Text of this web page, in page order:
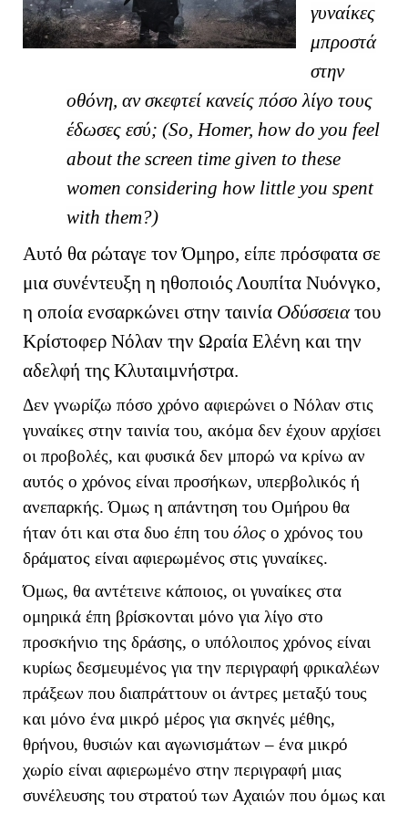
γυναίκες
μπροστά
στην
οθόνη, αν σκεφτεί κανείς πόσο λίγο τους
έδωσες εσύ; (So, Homer, how do you feel
about the screen time given to these
women considering how little you spent
with them?)
Αυτό θα ρώταγε τον Όμηρο, είπε πρόσφατα σε
μια συνέντευξη η ηθοποιός Λουπίτα Νυόνγκο,
η οποία ενσαρκώνει στην ταινία Οδύσσειατου
Κρίστοφερ Νόλαν την Ωραία Ελένη και την
αδελφή της Κλυταιμνήστρα.
Δεν γνωρίζω πόσο χρόνο αφιερώνει ο Νόλαν στις
γυναίκες στην ταινία του, ακόμα δεν έχουν αρχίσει
οι προβολές, και φυσικά δεν μπορώ να κρίνω αν
αυτός ο χρόνος είναι προσήκων, υπερβολικός ή
ανεπαρκής. Όμως η απάντηση του Ομήρου θα
ήταν ότι και στα δυο έπη του όλος ο χρόνος του
δράματος είναι αφιερωμένος στις γυναίκες.
Όμως, θα αντέτεινε κάποιος, οι γυναίκες στα
ομηρικά έπη βρίσκονται μόνο για λίγο στο
προσκήνιο της δράσης, ο υπόλοιπος χρόνος είναι
κυρίως δεσμευμένος για την περιγραφή φρικαλέων
πράξεων που διαπράττουν οι άντρες μεταξύ τους
και μόνο ένα μικρό μέρος για σκηνές μέθης,
θρήνου, θυσιών και αγωνισμάτων – ένα μικρό
χωρίο είναι αφιερωμένο στην περιγραφή μιας
συνέλευσης του στρατού των Αχαιών που όμως και